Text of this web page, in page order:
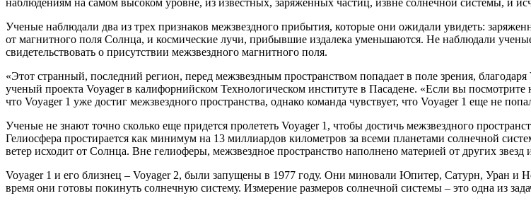
Ученые наблюдали два из трех признаков межзвездного прибытия, которые они ожидали увидеть:
от магнитного поля Солнца, и космические лучи, прибывшие издалека уменьшаются. Не наблюдали
свидетельствовать о присутствии межзвездного магнитного поля.
«Этот странный, последний регион, перед межзвездным пространством попадает в поле зрения,
ученый проекта Voyager в калифорнийском Технологическом институте в Пасадене. «Если вы
что Voyager 1 уже достиг межзвездного пространства, однако команда чувствует, что Voyager 1 еще не
Ученые не знают точно сколько еще придется пролететь Voyager 1, чтобы достичь межзвездного
Гелиосфера простирается как минимум на 13 миллиардов километров за всеми планетами солнечной
ветер исходит от Солнца. Вне гелиоферы, межзвездное пространство наполнено материей от других
Voyager 1 и его близнец – Voyager 2, были запущены в 1977 году. Они миновали Юпитер, Сатурн, Уран и
время они готовы покинуть солнечную систему. Измерение размеров солнечной системы – это одна из